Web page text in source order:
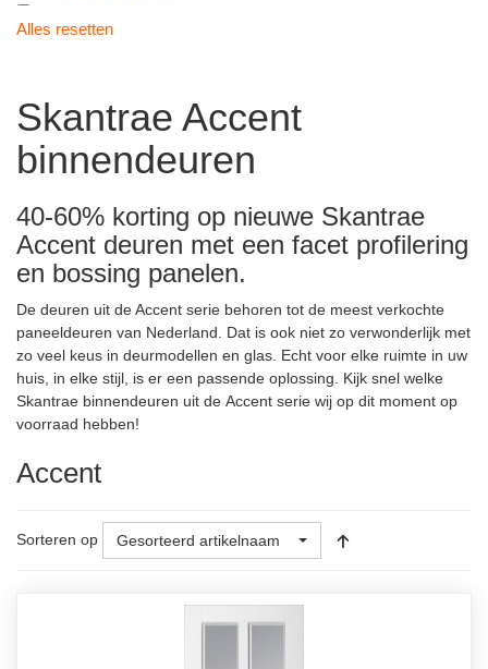
Art Deco 76 Glas
Alles resetten
Skantrae Accent
binnendeuren
40-60% korting op nieuwe Skantrae
Accent deuren met een facet profilering
en bossing panelen.
De deuren uit de Accent serie behoren tot de meest verkochte
paneeldeuren van Nederland. Dat is ook niet zo verwonderlijk met
zo veel keus in deurmodellen en glas. Echt voor elke ruimte in uw
huis, in elke stijl, is er een passende oplossing. Kijk snel welke
Skantrae binnendeuren uit de Accent serie wij op dit moment op
voorraad hebben!
Accent
Sorteren op Gesorteerd artikelnaam